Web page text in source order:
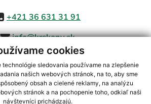
cookies
sledovania používame na zlepšenie
našich webových stránok, na to, aby sme
obsah a cielené reklamy, na analýzu
stránok a na pochopenie toho, odkiaľ naši
návštevníci prichádzajú.
+421 36 631 31 91
info@krskany.sk
aktuálnych informácií s využitím RSS
systém ECHELON 2,Mapa stránok,web portál